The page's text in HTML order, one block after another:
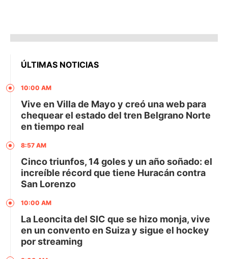
ÚLTIMAS NOTICIAS
10:00 AM
Vive en Villa de Mayo y creó una web para
chequear el estado del tren Belgrano Norte
en tiempo real
8:57 AM
Cinco triunfos, 14 goles y un año soñado: el
increíble récord que tiene Huracán contra
San Lorenzo
10:00 AM
La Leoncita del SIC que se hizo monja, vive
en un convento en Suiza y sigue el hockey
por streaming